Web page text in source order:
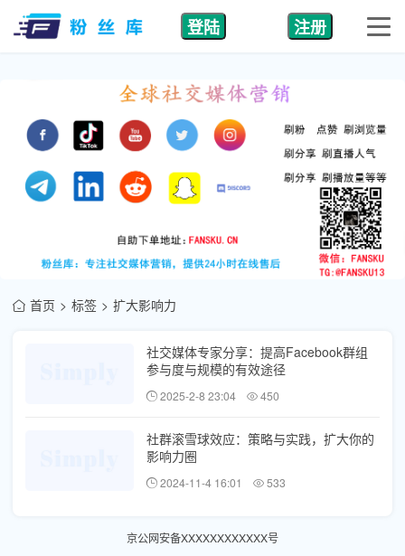
登陆 注册
首页 标签 扩大影响力
社交媒体专家分享：提高Facebook群组
参与度与规模的有效途径
2025-2-8 23:04 450
社群滚雪球效应：策略与实践，扩大你的
影响力圈
2024-11-4 16:01 533
京公网安备XXXXXXXXXXXX号